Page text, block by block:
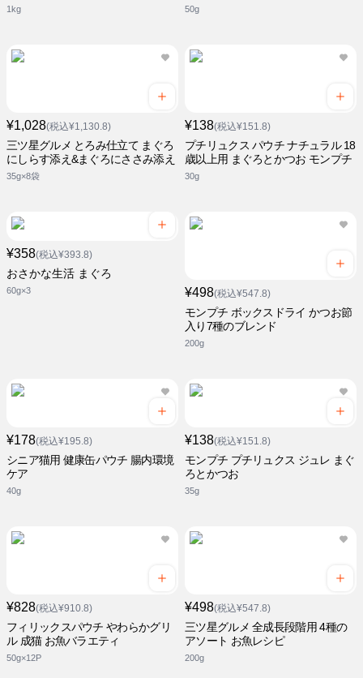
1kg 50g
¥1,028(税込¥1,130.8)
三ツ星グルメ とろみ仕立て まぐろ
にしらす添え&まぐろにささみ添え
35g×8袋
¥138(税込¥151.8)
プチリュクス パウチ ナチュラル 18
歳以上用 まぐろとかつお モンプチ
30g
¥358(税込¥393.8)
おさかな生活 まぐろ
60g×3 ¥498(税込¥547.8)
モンプチ ボックスドライ かつお節
入り7種のブレンド
200g
¥178(税込¥195.8)
シニア猫用 健康缶パウチ 腸内環境
ケア
40g
¥138(税込¥151.8)
モンプチ プチリュクス ジュレ まぐ
ろとかつお
35g
¥828(税込¥910.8)
フィリックスパウチ やわらかグリ
ル 成猫 お魚バラエティ
50g×12P
¥498(税込¥547.8)
三ツ星グルメ 全成長段階用 4種の
アソート お魚レシピ
200g